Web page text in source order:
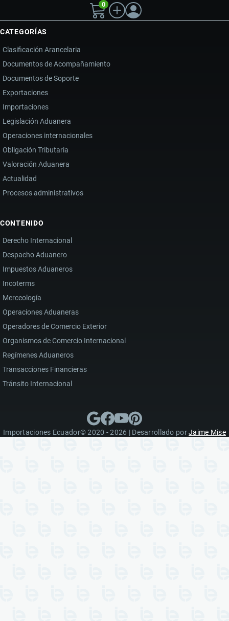
ARANCELES,
PROVEEDORES
ESTRATEGIAS
PARA
IMPORTAR
ZAPATOS
página
0
CATEGORÍAS
Clasificación Arancelaria
Documentos de Acompañamiento
Documentos de Soporte
Exportaciones
Importaciones
Legislación Aduanera
Operaciones internacionales
Obligación Tributaria
Valoración Aduanera
Actualidad
Procesos administrativos
CONTENIDO
Derecho Internacional
Despacho Aduanero
Impuestos Aduaneros
Incoterms
Merceología
Operaciones Aduaneras
Operadores de Comercio Exterior
Organismos de Comercio Internacional
Regímenes Aduaneros
Transacciones Financieras
Tránsito Internacional
Importaciones Ecuador© 2020 - 2026 | Desarrollado porJaime Mise